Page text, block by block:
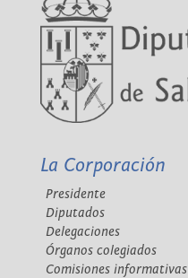
La Corporación
Presidente
Diputados
Delegaciones
Órganos colegiados
Comisiones informativas